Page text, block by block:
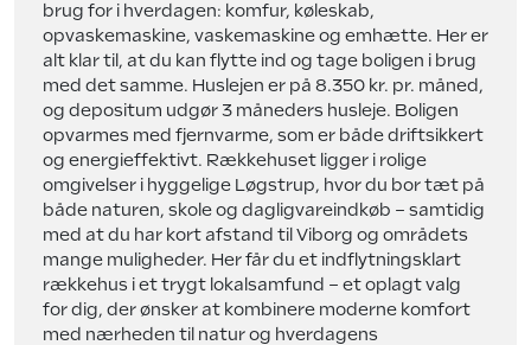
brug for i hverdagen: komfur, køleskab,
opvaskemaskine, vaskemaskine og emhætte. Her er
alt klar til, at du kan flytte ind og tage boligen i brug
med det samme. Huslejen er på 8.350 kr. pr. måned,
og depositum udgør 3 måneders husleje. Boligen
opvarmes med fjernvarme, som er både driftsikkert
og energieffektivt. Rækkehuset ligger i rolige
omgivelser i hyggelige Løgstrup, hvor du bor tæt på
både naturen, skole og dagligvareindkøb – samtidig
med at du har kort afstand til Viborg og områdets
mange muligheder. Her får du et indflytningsklart
rækkehus i et trygt lokalsamfund – et oplagt valg
for dig, der ønsker at kombinere moderne komfort
med nærheden til natur og hverdagens